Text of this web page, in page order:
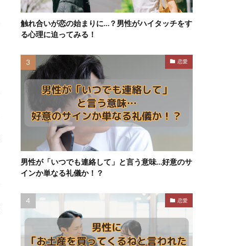
触れ合いが恋の始まりに…？男性がハイタッチをす
る心理に迫ってみる！
恋愛
男性が「いつでも連絡して」と言う意味…好意のサ
インか単なる礼儀か！？
恋愛